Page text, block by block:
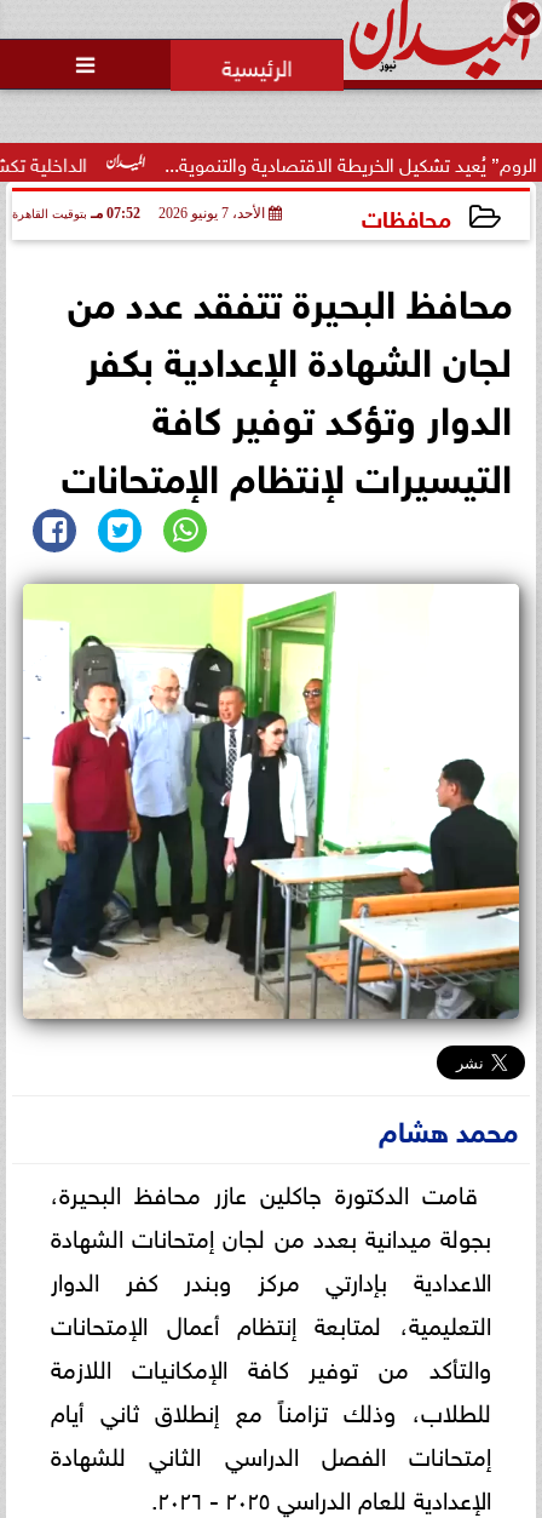

الداخلية تكشف تفاصيل الخريطة الاقتصادية والتنموية...
محافظات الأحد، 7 يونيو 2026 07:52 مـ بتوقيت القاهرة
محافظ البحيرة تتفقد عدد من
لجان الشهادة الإعدادية بكفر
الدوار وتؤكد توفير كافة
التيسيرات لإنتظام الإمتحانات
محمد هشام
قامت الدكتورة جاكلين عازر محافظ البحيرة،
بجولة ميدانية بعدد من لجان إمتحانات الشهادة
الاعدادية بإدارتي مركز وبندر كفر الدوار
التعليمية، لمتابعة إنتظام أعمال الإمتحانات
والتأكد من توفير كافة الإمكانيات اللازمة
للطلاب، وذلك تزامناً مع إنطلاق ثاني أيام
إمتحانات الفصل الدراسي الثاني للشهادة
الإعدادية للعام الدراسي ٢٠٢٥ - ٢٠٢٦.